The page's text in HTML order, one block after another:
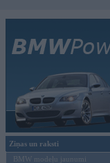
Ziņas un raksti
BMW modeļu jaunumi